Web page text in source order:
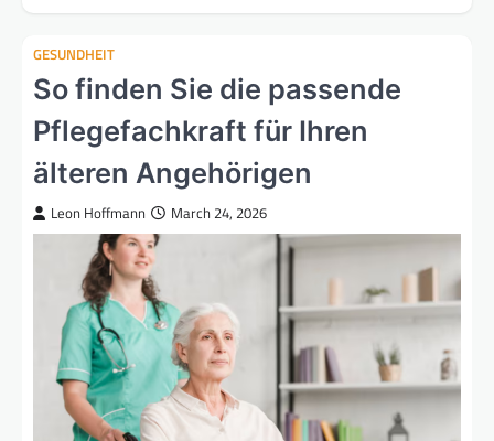
GESUNDHEIT
So finden Sie die passende
Pflegefachkraft für Ihren
älteren Angehörigen
Leon Hoffmann March 24, 2026